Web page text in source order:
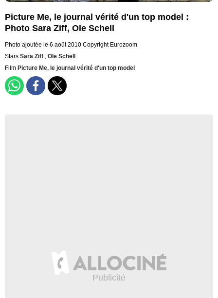
Picture Me, le journal vérité d'un top model :
Photo Sara Ziff, Ole Schell
Photo ajoutée le 6 août 2010 Copyright Eurozoom
Stars Sara Ziff , Ole Schell
Film Picture Me, le journal vérité d'un top model